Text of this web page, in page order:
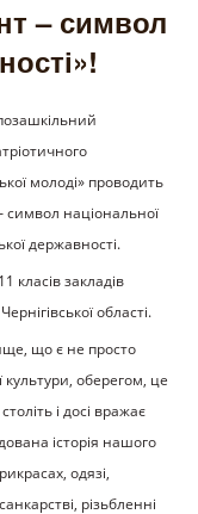
– символ
молоді» проводить
символ національної
державності.
класів закладів
області.
що є не просто
оберегом, це
і досі вражає
історія нашого
одязі,
різьбленні